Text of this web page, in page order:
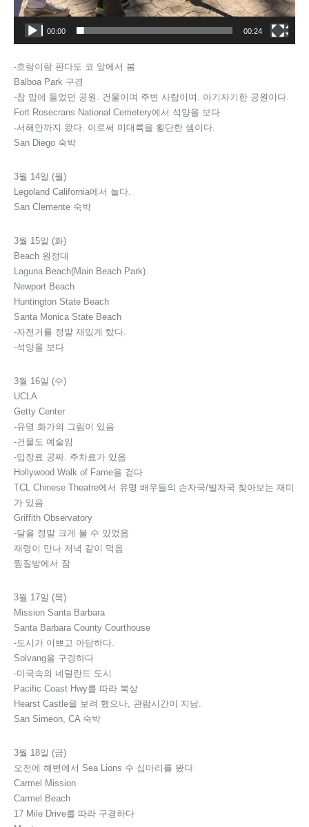
00:00 00:24
-호랑이랑 판다도 코 앞에서 봄
Balboa Park 구경
-참 맘에 들었던 공원. 건물이며 주변 사람이며. 아기자기한 공원이다.
Fort Rosecrans National Cemetery에서 석양을 보다
-서해안까지 왔다. 이로써 미대륙을 횡단한 셈이다.
San Diego 숙박
3월 14일 (월)
Legoland California에서 놀다.
San Clemente 숙박
3월 15일 (화)
Beach 원정대
Laguna Beach(Main Beach Park)
Newport Beach
Huntington State Beach
Santa Monica State Beach
-자전거를 정말 재밌게 탔다.
-석양을 보다
3월 16일 (수)
UCLA
Getty Center
-유명 화가의 그림이 있음
-건물도 예술임
-입장료 공짜. 주차료가 있음
Hollywood Walk of Fame을 걷다
TCL Chinese Theatre에서 유명 배우들의 손자국/발자국 찾아보는 재미
가 있음
Griffith Observatory
-달을 정말 크게 볼 수 있었음
재령이 만나 저녁 같이 먹음
찜질방에서 잠
3월 17일 (목)
Mission Santa Barbara
Santa Barbara County Courthouse
-도시가 이쁘고 아담하다.
Solvang을 구경하다
-미국속의 네덜란드 도시
Pacific Coast Hwy를 따라 북상
Hearst Castle을 보려 했으나, 관람시간이 지남.
San Simeon, CA 숙박
3월 18일 (금)
오전에 해변에서 Sea Lions 수 십마리를 봤다
Carmel Mission
Carmel Beach
17 Mile Drive를 따라 구경하다